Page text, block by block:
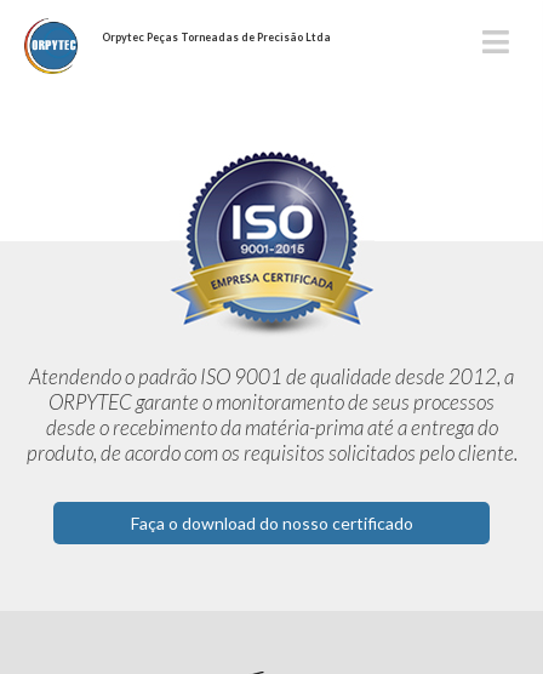
Orpytec Peças Torneadas de Precisão Ltda
Atendendo o padrão ISO 9001 de qualidade desde 2012,a
ORPYTEC garante o monitoramento de seus processos
desde orecebimento da matéria-prima até a entrega do
produto, de acordocom os requisitos solicitados pelo cliente.
Faça o download do nosso certificado